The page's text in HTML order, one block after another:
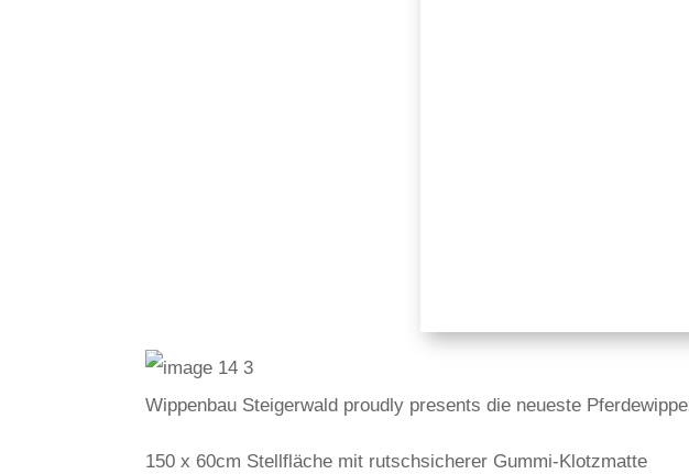
Wippenbau Steigerwald proudly presents die neueste
150 x 60cm Stellfläche mit rutschsicherer Gummi-Klotzmatte